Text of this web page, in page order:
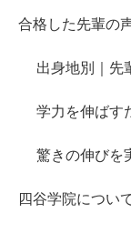
合格した先輩の
出身地別｜先
学力を伸ばす
驚きの伸びを
四谷学院につい